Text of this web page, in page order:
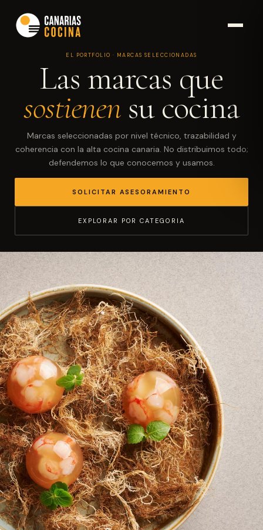
EL PORTFOLIO · MARCAS SELECCIONADAS
Las marcas que
sostienen su cocina
Marcas seleccionadas por nivel técnico, trazabilidad y
coherencia con la alta cocina canaria. No distribuimos todo;
defendemos lo que conocemos y usamos.
SOLICITAR ASESORAMIENTO
EXPLORAR POR CATEGORIA